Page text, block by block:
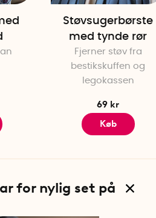
Støvsugerbørste
med tynde rør
Fjerner støv fra
bestikskuffen og
legokassen
69 kr
Køb
for nylig set på